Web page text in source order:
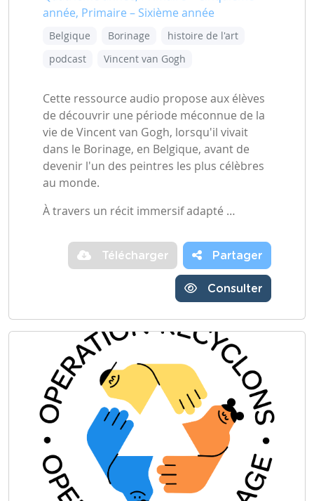
année, Primaire – Sixième année
Belgique Borinage
histoire de l'art
podcast
Vincent van Gogh
Cette ressource audio propose aux élèves
de découvrir une période méconnue de la
vie de Vincent van Gogh, lorsqu'il vivait
dans le Borinage, en Belgique, avant de
devenir l'un des peintres les plus célèbres
au monde.
À travers un récit immersif adapté …
Télécharger Partager
Consulter